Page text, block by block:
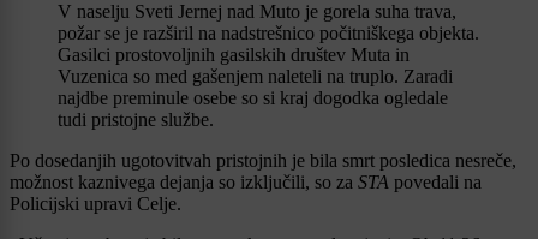
V naselju Sveti Jernej nad Muto je gorela suha trava,
požar se je razširil na nadstrešnico počitniškega objekta.
Gasilci prostovoljnih gasilskih društev Muta in
Vuzenica so med gašenjem naleteli na truplo. Zaradi
najdbe preminule osebe so si kraj dogodka ogledale
tudi pristojne službe.
Po dosedanjih ugotovitvah pristojnih je bila smrt posledica nesreče,
možnost kaznivega dejanja so izključili, so za STA povedali na
Policijski upravi Celje.